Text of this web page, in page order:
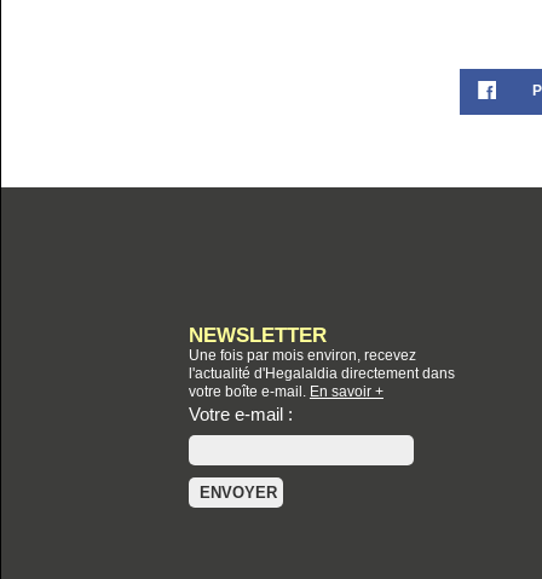
NEWSLETTER
Une fois par mois environ, recevez
l'actualité d'Hegalaldia directement dans
votre boîte e-mail. En savoir +
Votre e-mail :